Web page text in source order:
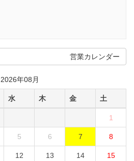
営業カレンダー
2026年08月
水 木 金 土
1
5 6 7 8
12 13 14 15